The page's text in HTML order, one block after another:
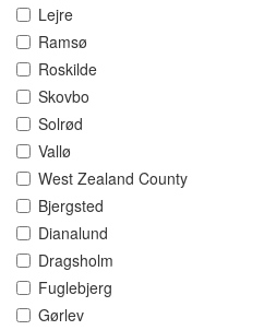
Lejre
Ramsø
Roskilde
Skovbo
Solrød
Vallø
West Zealand County
Bjergsted
Dianalund
Dragsholm
Fuglebjerg
Gørlev